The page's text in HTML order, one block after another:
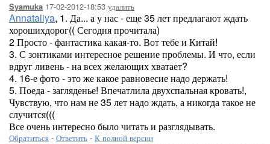
Syamuka 17-02-2012-18:53 удалить
Annataliya, 1. Да... а у нас - еще 35 лет предлагают ждать
хорошихдорог(( Сегодня прочитала)
2 Просто - фантастика какая-то. Вот тебе и Китай!
3. С зонтиками интересное решение проблемы. И что, если
вдруг ливень - на всех желающих хватает?
4. 16-е фото - это же какое равновесие надо держать!
5. Поеда - загляденье! Впечатлила двухспальная кровать!,
Чувствую, что нам не 35 лет надо ждать, а никогда такое не
случится(((
Все очень интересно было читать и разглядывать.
Обратиться - Ответить - К полной версии